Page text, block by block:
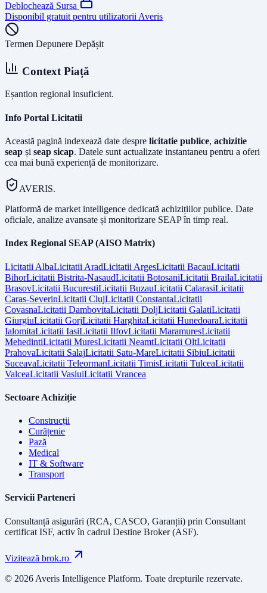
Deblochează Sursa
Disponibil gratuit pentru utilizatorii Averis
Termen Depunere Depășit
Context Piață
Eșantion regional insuficient.
Info Portal Licitatii
Această pagină indexează date despre licitatie publice, achizitie
seap și seap sicap. Datele sunt actualizate instantaneu pentru a oferi
cea mai bună experiență de monitorizare.
AVERIS.
Platformă de market intelligence dedicată achizițiilor publice. Date
oficiale, analize avansate și monitorizare SEAP în timp real.
Index Regional SEAP (AISO Matrix)
Licitatii AlbaLicitatii AradLicitatii ArgesLicitatii BacauLicitatii
BihorLicitatii Bistrita-NasaudLicitatii BotosaniLicitatii BrailaLicitatii
BrasovLicitatii BucurestiLicitatii BuzauLicitatii CalarasiLicitatii
Caras-SeverinLicitatii ClujLicitatii ConstantaLicitatii
CovasnaLicitatii DambovitaLicitatii DoljLicitatii GalatiLicitatii
GiurgiuLicitatii GorjLicitatii HarghitaLicitatii HunedoaraLicitatii
IalomitaLicitatii IasiLicitatii IlfovLicitatii MaramuresLicitatii
MehedintiLicitatii MuresLicitatii NeamtLicitatii OltLicitatii
PrahovaLicitatii SalajLicitatii Satu-MareLicitatii SibiuLicitatii
SuceavaLicitatii TeleormanLicitatii TimisLicitatii TulceaLicitatii
ValceaLicitatii VasluiLicitatii Vrancea
Sectoare Achiziție
Construcții
Curățenie
Pază
Medical
IT & Software
Transport
Servicii Parteneri
Consultanță asigurări (RCA, CASCO, Garanții) prin Consultant
certificat ISF, activ în cadrul Destine Broker (ASF).
Vizitează brok.ro
© 2026 Averis Intelligence Platform. Toate drepturile rezervate.